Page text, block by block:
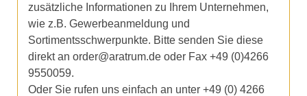
zusätzliche Informationen zu Ihrem Unternehmen,
wie z.B. Gewerbeanmeldung und
Sortimentsschwerpunkte. Bitte senden Sie diese
direkt an order@aratrum.de oder Fax +49 (0)4266
9550059.
Oder Sie rufen uns einfach an unter +49 (0) 4266